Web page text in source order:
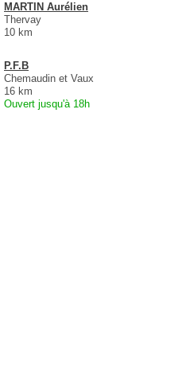
MARTIN Aurélien
Thervay
10 km
P.F.B
Chemaudin et Vaux
16 km
Ouvert jusqu'à 18h